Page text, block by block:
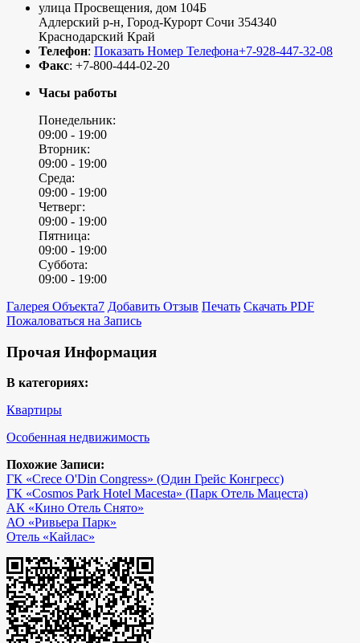
улица Просвещения, дом 104Б
Адлерский р-н, Город-Курорт Сочи 354340
Краснодарский Край
Телефон: Показать Номер Телефона+7-928-447-32-08
Факс: +7-800-444-02-20
Часы работы
Понедельник:
09:00 - 19:00
Вторник:
09:00 - 19:00
Среда:
09:00 - 19:00
Четверг:
09:00 - 19:00
Пятница:
09:00 - 19:00
Суббота:
09:00 - 19:00
Галерея Объекта7 Добавить Отзыв Печать Скачать PDF
Пожаловаться на Запись
Прочая Информация
В категориях:
Квартиры
Особенная недвижимость
Похожие Записи:
ГК «Crece O'Din Congress» (Один Грейс Конгресс)
ГК «Cosmos Park Hotel Macesta» (Парк Отель Мацеста)
АК «Кино Отель Снято»
АО «Ривьера Парк»
Отель «Кайлас»